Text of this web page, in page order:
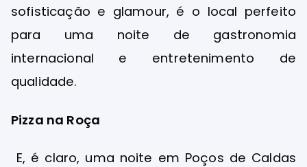
sofisticação e glamour, é o local perfeito
para uma noite de gastronomia
internacional e entretenimento de
qualidade.
Pizza na Roça
E, é claro, uma noite em Poços de Caldas